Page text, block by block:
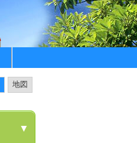
地図
▼